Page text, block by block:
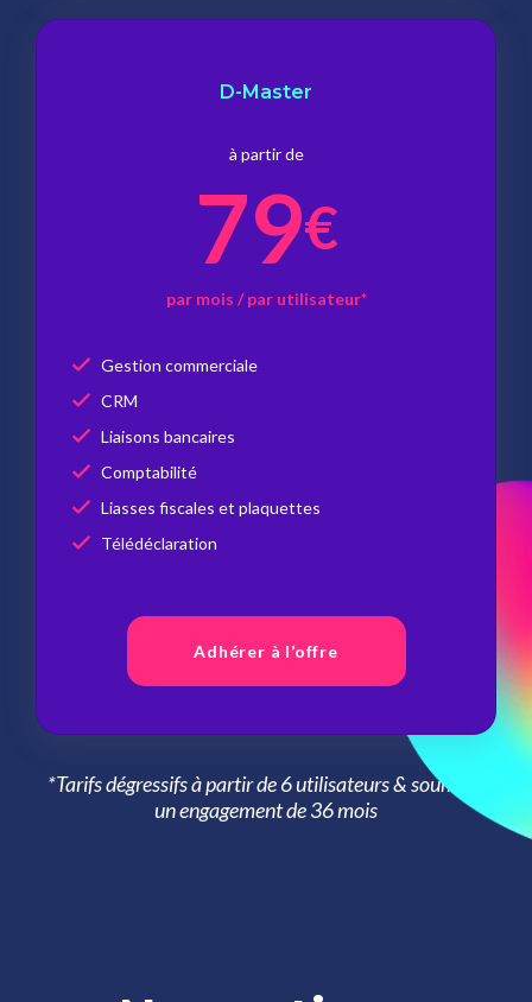
D-Master
à partir de
79€
par mois / par utilisateur*
Gestion commerciale
CRM
Liaisons bancaires
Comptabilité
Liasses fiscales et plaquettes
Télédéclaration
Adhérer à l’offre
*Tarifs dégressifs à partir de 6 utilisateurs & soumis à
un engagement de 36 mois